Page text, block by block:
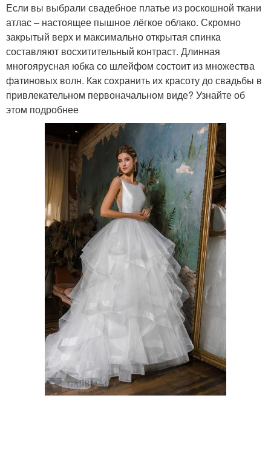
Если вы выбрали свадебное платье из роскошной ткани
атлас – настоящее пышное лёгкое облако. Скромно
закрытый верх и максимально открытая спинка
составляют восхитительный контраст. Длинная
многоярусная юбка со шлейфом состоит из множества
фатиновых волн. Как сохранить их красоту до свадьбы в
привлекательном первоначальном виде? Узнайте об
этом подробнее